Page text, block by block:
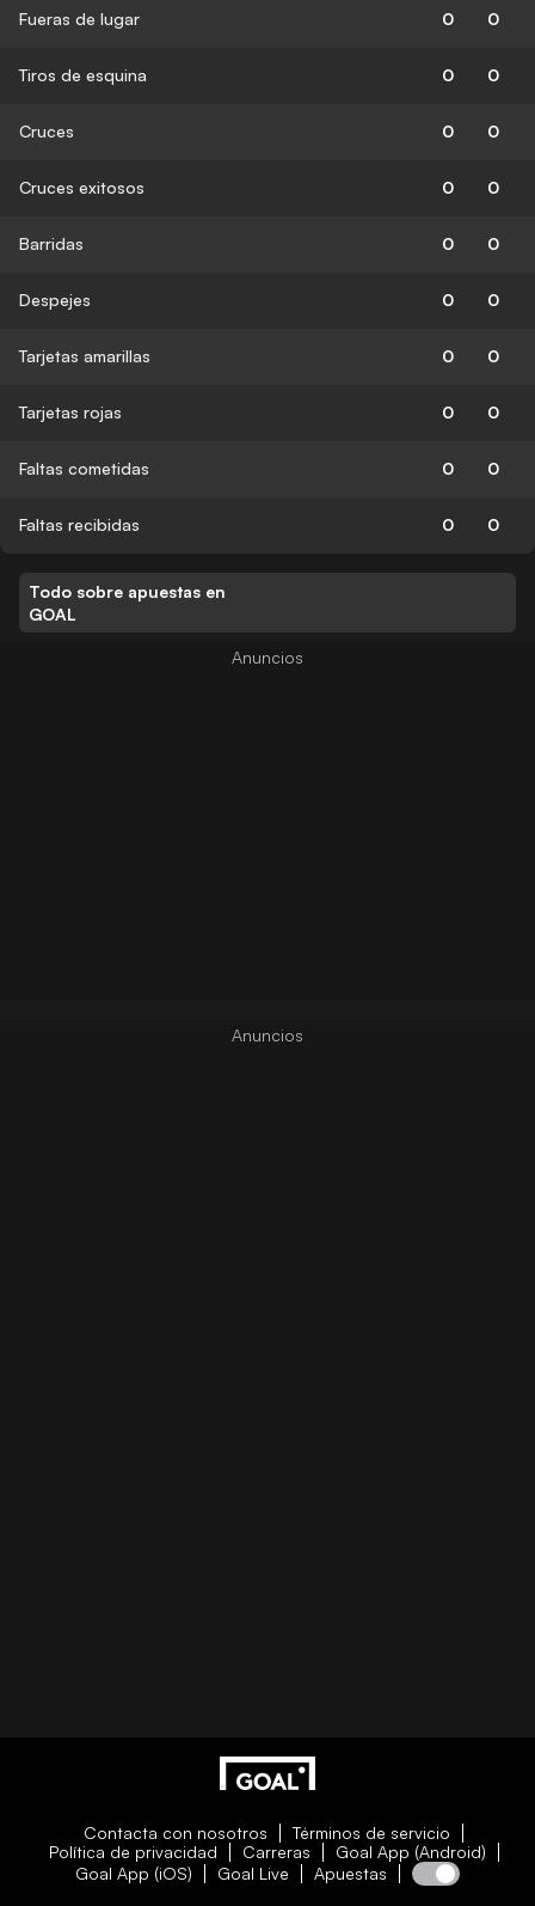
Fueras de lugar 0 0
Tiros de esquina 0 0
Cruces 0 0
Cruces exitosos 0 0
Barridas 0 0
Despejes 0 0
Tarjetas amarillas 0 0
Tarjetas rojas 0 0
Faltas cometidas 0 0
Faltas recibidas 0 0
Todo sobre apuestas en
GOAL
Contacta con nosotros
Términos de servicio
Política de privacidad
Carreras
Goal App (Android)
Goal App (iOS)
Goal Live Apuestas